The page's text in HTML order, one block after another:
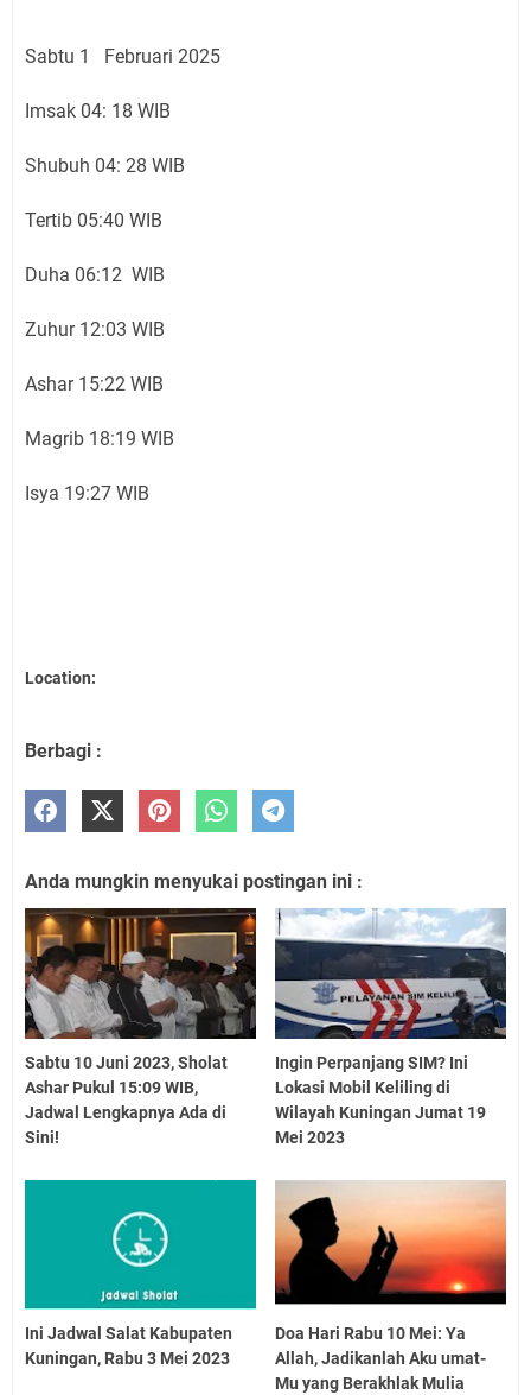
Sabtu 1 Februari 2025
Imsak 04: 18 WIB
Shubuh 04: 28 WIB
Tertib 05:40 WIB
Duha 06:12 WIB
Zuhur 12:03 WIB
Ashar 15:22 WIB
Magrib 18:19 WIB
Isya 19:27 WIB
Location:
Berbagi :
Anda mungkin menyukai postingan ini :
Sabtu 10 Juni 2023, Sholat
Ashar Pukul 15:09 WIB,
Jadwal Lengkapnya Ada di
Sini!
Ingin Perpanjang SIM? Ini
Lokasi Mobil Keliling di
Wilayah Kuningan Jumat 19
Mei 2023
Ini Jadwal Salat Kabupaten
Kuningan, Rabu 3 Mei 2023
Doa Hari Rabu 10 Mei: Ya
Allah, Jadikanlah Aku umat-
Mu yang Berakhlak Mulia